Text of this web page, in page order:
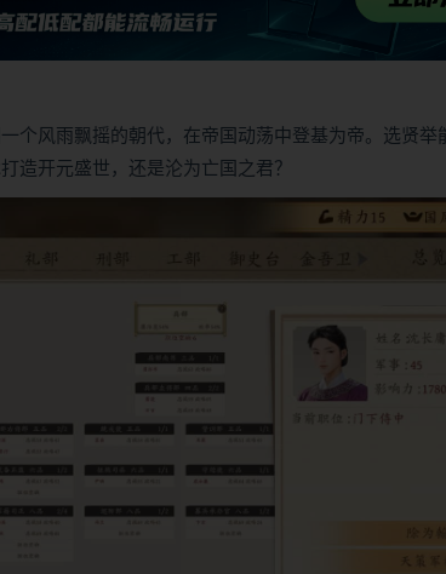
个风雨飘摇的朝代，在帝国动荡中登基为帝。选贤举
造开元盛世，还是沦为亡国之君？